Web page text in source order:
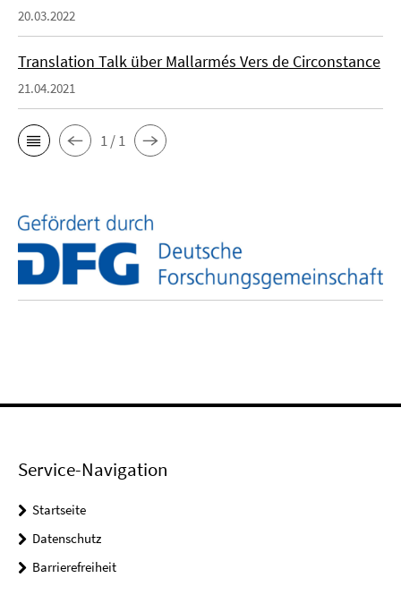
20.03.2022
Translation Talk über Mallarmés Vers de Circonstance
21.04.2021
1 / 1
Service-Navigation
Startseite
Datenschutz
Barrierefreiheit